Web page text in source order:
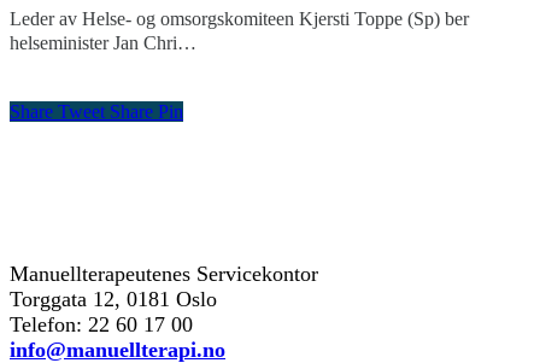
Leder av Helse- og omsorgskomiteen Kjersti Toppe (Sp) ber
helseminister Jan Chri…
Share Tweet Share Pin
Manuellterapeutenes Servicekontor
Torggata 12, 0181 Oslo
Telefon: 22 60 17 00
info@manuellterapi.no